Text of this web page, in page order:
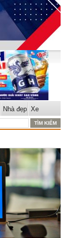
Nhà đẹp Xe